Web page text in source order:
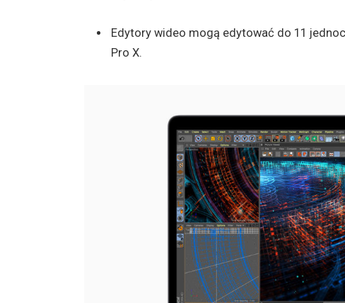
Edytory wideo mogą edytować do 11
Pro X.